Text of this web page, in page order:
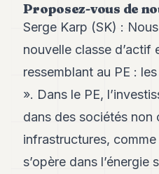
Andy
11
Andy
10
Andy
Andy
8
7
Andy
6
Proposez-vous de
Serge Karp (SK) :
nouvelle classe d’actif
ressemblant au PE :
». Dans le PE,
dans des sociétés non
infrastructures, comme
s’opère dans